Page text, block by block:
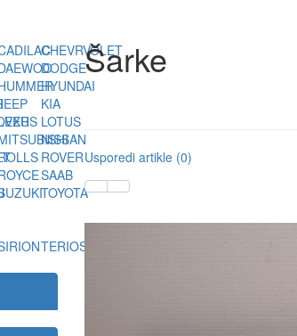
CHEVRVOLET
DODGE
HYUNDAI
KIA
LOTUS
NISSAN
ROVER
SAAB
TOYOTA
TERIOS
Šarke
Usporedi artikle (0)